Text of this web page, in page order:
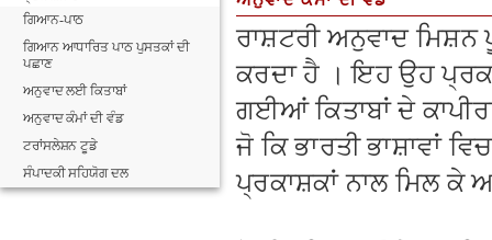
ਗਿਆਨ-ਪਾਠ
ਗਿਆਨ ਆਧਾਰਿਤ ਪਾਠ ਪੁਸਤਕਾਂ ਦੀ
ਪਛਾਣ
ਅਨੁਵਾਦ ਲਈ ਕਿਤਾਬਾਂ
ਅਨੁਵਾਦ ਕੰਮਾਂ ਦੀ ਵੰਡ
ਟਰਾਂਸਲੇਸ਼ਨ ਟੂਡੇ
ਸੰਪਾਦਕੀ ਸਹਿਯੋਗ ਦਲ
ਰਾਸ਼ਟਰੀ ਅਨੁਵਾਦ
ਕਰਦਾ ਹੈ । ਇਹ ਉਹ
ਗਈਆਂ ਕਿਤਾਬਾਂ ਦੇ
ਜੋ ਕਿ ਭਾਰਤੀ ਭਾਸ਼ਾਵਾਂ
ਪ੍ਰਕਾਸ਼ਕਾਂ ਨਾਲ ਮਿਲ ਕੇ